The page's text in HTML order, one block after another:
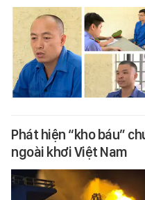
Phát hiện “kho báu”
ngoài khơi Việt Nam